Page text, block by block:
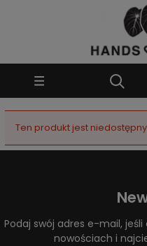
Ten produkt jest
Podaj swój adres e-mail,
nowościach i